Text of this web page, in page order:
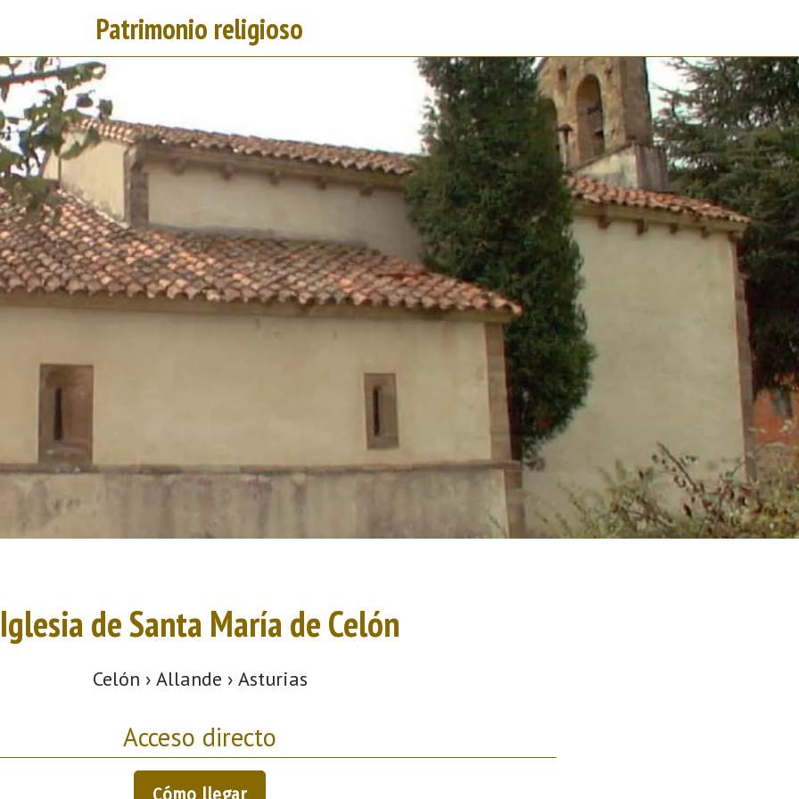
Patrimonio religioso
Iglesia de Santa María de Celón
Celón › Allande › Asturias
Acceso directo
Cómo llegar